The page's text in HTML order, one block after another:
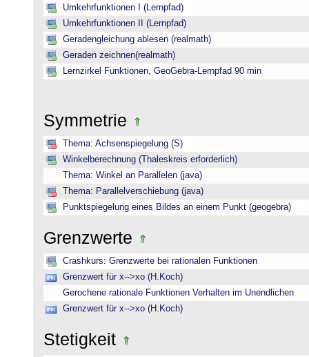
Umkehrfunktionen I (Lernpfad)
Umkehrfunktionen II (Lernpfad)
Geradengleichung ablesen (realmath)
Geraden zeichnen(realmath)
Lernzirkel Funktionen, GeoGebra-Lernpfad 90 min
Symmetrie
Thema: Achsenspiegelung (S)
Winkelberechnung (Thaleskreis erforderlich)
Thema: Winkel an Parallelen (java)
Thema: Parallelverschiebung (java)
Punktspiegelung eines Bildes an einem Punkt (geogebra)
Grenzwerte
Crashkurs: Grenzwerte bei rationalen Funktionen
Grenzwert für x-->xo (H.Koch)
Gerochene rationale Funktionen Verhalten im Unendlichen
Grenzwert für x-->xo (H.Koch)
Stetigkeit